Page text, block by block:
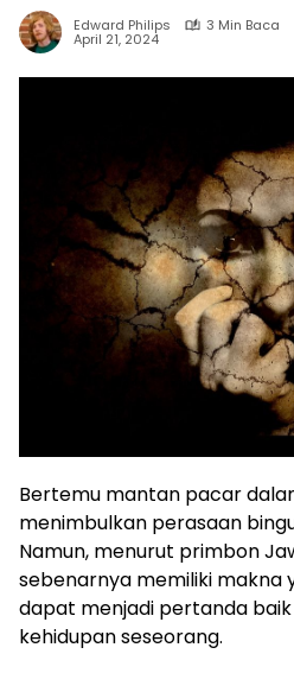
Edward Philips 3 Min Baca
April 21, 2024
Bertemu mantan pacar
menimbulkan perasaan
Namun, menurut primbon
sebenarnya memiliki makna
dapat menjadi pertanda
kehidupan seseorang.